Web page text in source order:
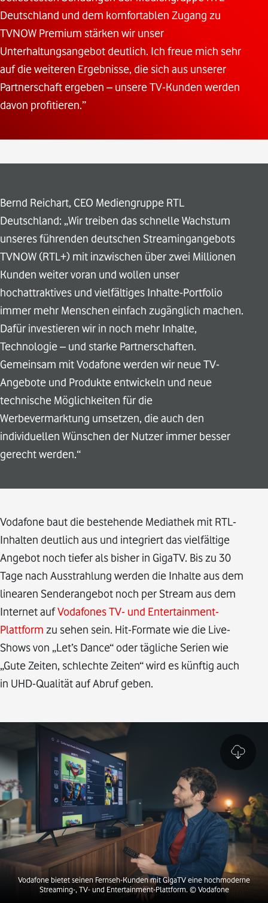
Deutschland und dem komfortablen Zugang zu
TVNOW Premium stärken wir unser
Unterhaltungsangebot deutlich. Ich freue mich sehr
auf die weiteren Ergebnisse, die sich aus unserer
Partnerschaft ergeben – unsere TV-Kunden werden
davon profitieren.”
Bernd Reichart, CEO Mediengruppe RTL
Deutschland: „Wir treiben das schnelle Wachstum
unseres führenden deutschen Streamingangebots
TVNOW (RTL+) mit inzwischen über zwei Millionen
Kunden weiter voran und wollen unser
hochattraktives und vielfältiges Inhalte-Portfolio
immer mehr Menschen einfach zugänglich machen.
Dafür investieren wir in noch mehr Inhalte,
Technologie – und starke Partnerschaften.
Gemeinsam mit Vodafone werden wir neue TV-
Angebote und Produkte entwickeln und neue
technische Möglichkeiten für die
Werbevermarktung umsetzen, die auch den
individuellen Wünschen der Nutzer immer besser
gerecht werden.“
Vodafone baut die bestehende Mediathek mit RTL-
Inhalten deutlich aus und integriert das vielfältige
Angebot noch tiefer als bisher in GigaTV. Bis zu 30
Tage nach Ausstrahlung werden die Inhalte aus dem
linearen Senderangebot noch per Stream aus dem
Internet aufVodafones TV- und Entertainment-
Plattform zu sehen sein. Hit-Formate wie die Live-
Shows von „Let’s Dance“ oder tägliche Serien wie
„Gute Zeiten, schlechte Zeiten“ wird es künftig auch
in UHD-Qualität auf Abruf geben.
Vodafone bietet seinen Fernseh-Kunden mit GigaTV eine hochmoderne
Streaming-, TV- und Entertainment-Plattform. © Vodafone